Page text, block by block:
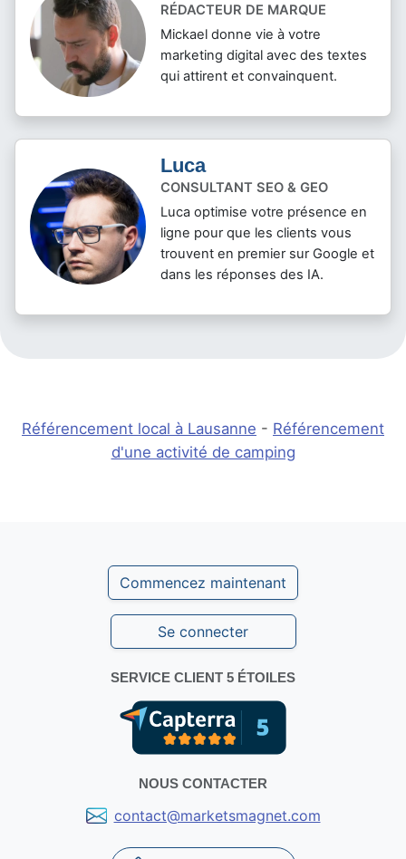
RÉDACTEUR DE MARQUE
Mickael donne vie à votre
marketing digital avec des textes
qui attirent et convainquent.
Luca
CONSULTANT SEO & GEO
Luca optimise votre présence en
ligne pour que les clients vous
trouvent en premier sur Google et
dans les réponses des IA.
Référencement local à Lausanne - Référencement
d'une activité de camping
Commencez maintenant
Se connecter
SERVICE CLIENT 5 ÉTOILES
NOUS CONTACTER
contact@marketsmagnet.com